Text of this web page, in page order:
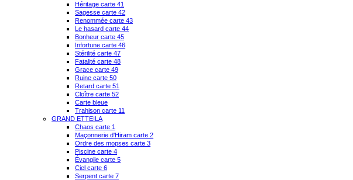
Héritage carte 41
Sagesse carte 42
Renommée carte 43
Le hasard carte 44
Bonheur carte 45
Infortune carte 46
Stérilité carte 47
Fatalité carte 48
Grace carte 49
Ruine carte 50
Retard carte 51
Cloître carte 52
Carte bleue
Trahison carte 11
GRAND ETTEILA
Chaos carte 1
Maçonnerie d'Hiram carte 2
Ordre des mopses carte 3
Piscine carte 4
Évangile carte 5
Ciel carte 6
Serpent carte 7